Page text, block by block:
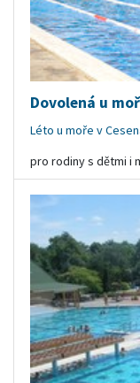
Dovolená u
Léto u moře v
pro rodiny s dětmi i
aqua park s
písečná pláž
pobyty u moře s
příplatek